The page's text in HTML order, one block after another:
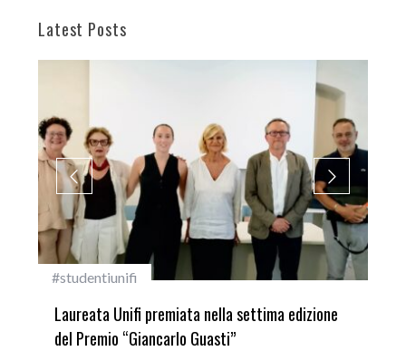
Latest Posts
#studentiunifi
Laureata Unifi premiata nella settima edizione
del Premio “Giancarlo Guasti”